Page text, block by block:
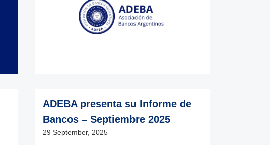
ADEBA presenta su Informe de
Bancos – Septiembre 2025
29 September, 2025